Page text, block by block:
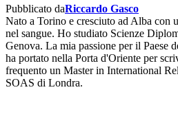
Pubblicato daRiccardo Gasco
Nato a Torino e cresciuto ad Alba con
nel sangue. Ho studiato Scienze
Genova. La mia passione per il Paese
ha portato nella Porta d'Oriente per
frequento un Master in International
SOAS di Londra.